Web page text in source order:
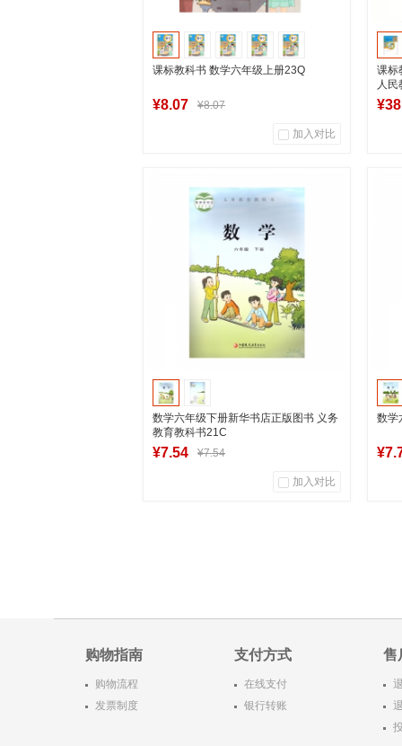
课标教科书 数学六年级上册23Q
¥8.07 ¥8.07
加入对比
商品销量
用户评论
湖南新华图书专营店
加入购物车
课标
人
数学六年级下册新华书店正版图书 义务
教育教科书21C
¥7.54 ¥7.54
加入对比
数学
购物指南
购物流程
发票制度
支付方式
在线支付
银行转账
售